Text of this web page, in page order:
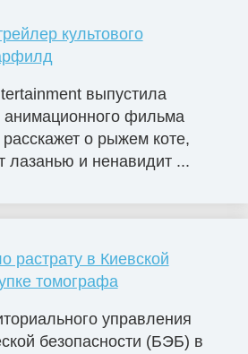
культового
выпустила
анимационного фильма
о рыжем коте,
лазанью и ненавидит ...
растрату в Киевской
томографа
управления
безопасности (БЭБ) в